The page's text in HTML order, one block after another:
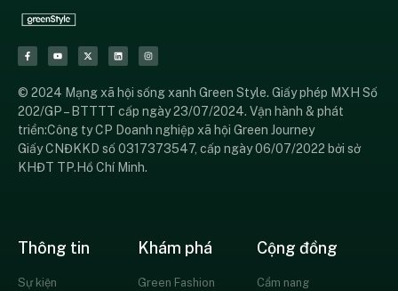
© 2024 Mạng xã hội sống xanh Green Style. Giấy phép MXH Số
202/GP – BTTTT cấp ngày 23/07/2024. Vận hành & phát
triển:Công ty CP Doanh nghiệp xã hội Green Journey
Giấy CNĐKKD số 0317373547, cấp ngày 06/07/2022 bởi sở
KHĐT TP.Hồ Chí Minh.
Thông tin
Sự kiện
Khám phá
Green Fashion
Cộng đồng
Cẩm nang